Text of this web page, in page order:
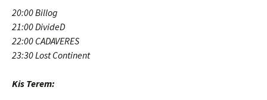
20:00 Billog
21:00 DivideD
22:00 CADAVERES
23:30 Lost Continent
Kis Terem: